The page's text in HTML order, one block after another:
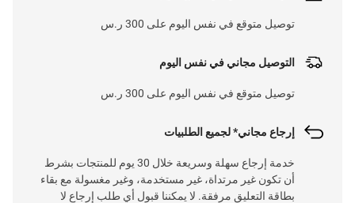
التوصيل مجاني في نفس اليوم
توصيل متوقع في نفس اليوم على 300 ر.س
توصيل متوقع في نفس اليوم على 300 ر.س
إرجاع مجاني* لجميع الطلبيات
خدمة إرجاع سهلة وسريعة خلال 30 يوم للمنتجات بشرط
أن تكون غير مرتداة، غير مستخدمة، وغير مغسولة مع بقاء
بطاقة التعليق مرفقة. لا يمكننا قبول أي طلب إرجاع لا